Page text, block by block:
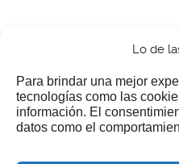
Lo de
Para brindar una mejor
tecnologías como las
información. El
datos como el
¿Nos invitas a un